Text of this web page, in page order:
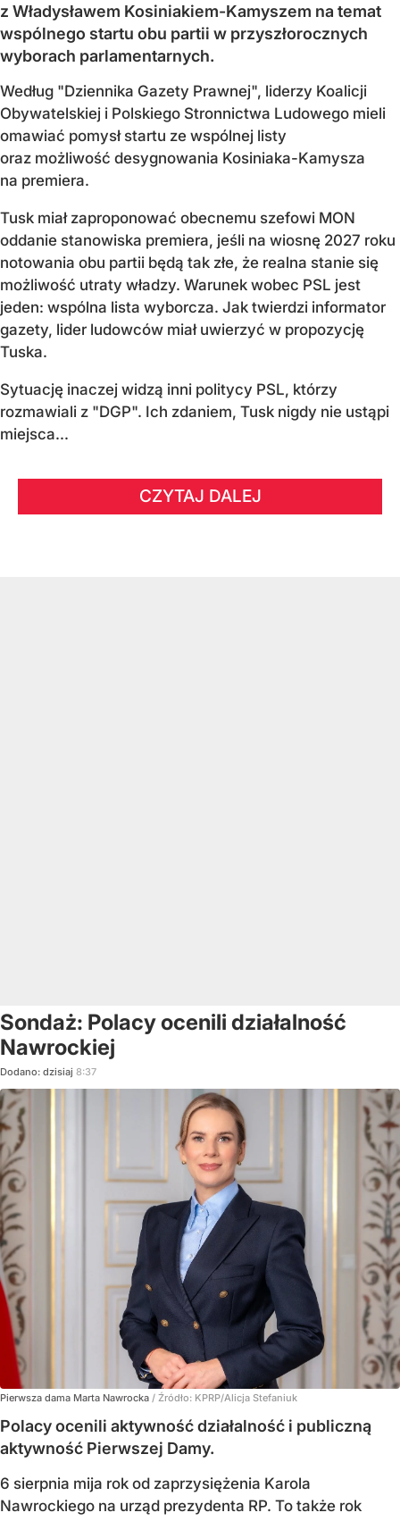
z Władysławem Kosiniakiem-Kamyszem na temat
wspólnego startu obu partii w przyszłorocznych
wyborach parlamentarnych.
Według "Dziennika Gazety Prawnej", liderzy Koalicji
Obywatelskiej i Polskiego Stronnictwa Ludowego mieli
omawiać pomysł startu ze wspólnej listy
oraz możliwość desygnowania Kosiniaka-Kamysza
na premiera.
Tusk miał zaproponować obecnemu szefowi MON
oddanie stanowiska premiera, jeśli na wiosnę 2027 roku
notowania obu partii będą tak złe, że realna stanie się
możliwość utraty władzy. Warunek wobec PSL jest
jeden: wspólna lista wyborcza. Jak twierdzi informator
gazety, lider ludowców miał uwierzyć w propozycję
Tuska.
Sytuację inaczej widzą inni politycy PSL, którzy
rozmawiali z "DGP". Ich zdaniem, Tusk nigdy nie ustąpi
miejsca...
CZYTAJ DALEJ
Sondaż: Polacy ocenili działalność
Nawrockiej
Dodano: dzisiaj 8:37
Pierwsza dama Marta Nawrocka / Źródło: KPRP/Alicja Stefaniuk
Polacy ocenili aktywność działalność i publiczną
aktywność Pierwszej Damy.
6 sierpnia mija rok od zaprzysiężenia Karola
Nawrockiego na urząd prezydenta RP. To także rok